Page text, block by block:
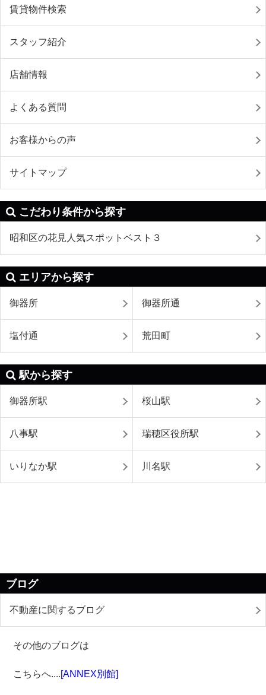
賃貸物件検索
スタッフ紹介
店舗情報
よくある質問
お客様からの声
サイトマップ
こだわり条件から探す
昭和区の花見人気スポットベスト３
エリアから探す
御器所 御器所通
塩付通 荒田町
駅から探す
御器所駅 桜山駅
八事駅 瑞穂区役所駅
いりなか駅 川名駅
ブログ
不動産に関するブログ
その他のブログは
こちらへ....[ANNEX別館]